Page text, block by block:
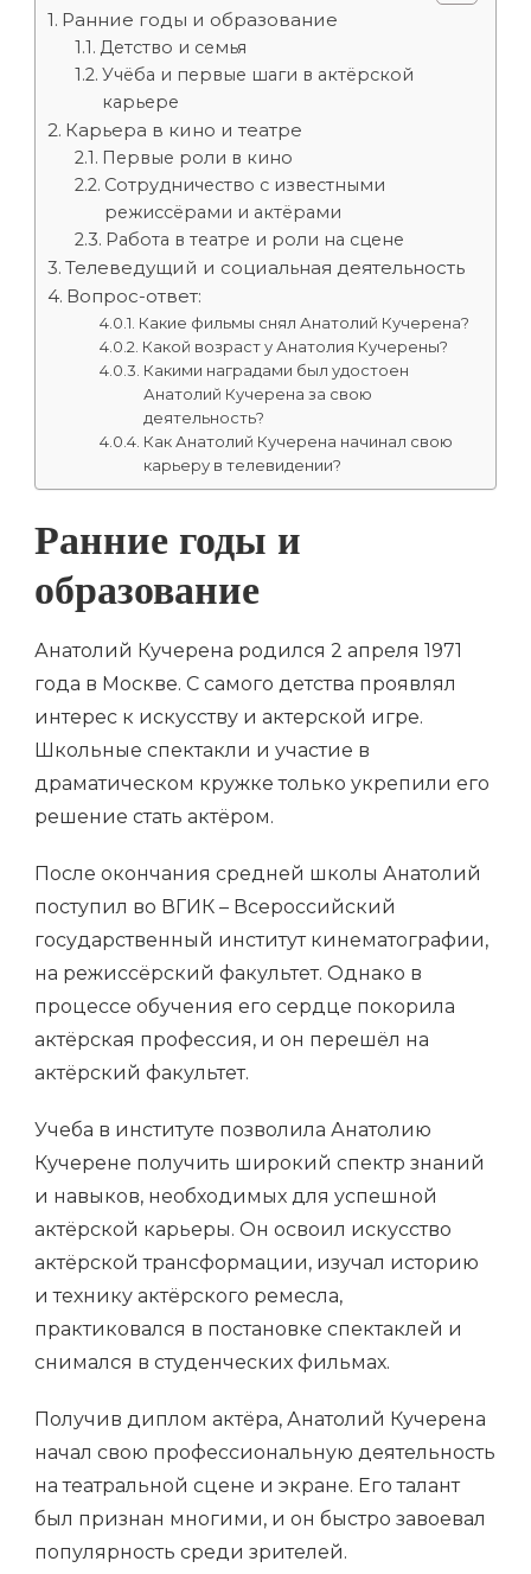
Ранние годы и образование
Детство и семья
Учёба и первые шаги в актёрской
карьере
Карьера в кино и театре
Первые роли в кино
Сотрудничество с известными
режиссёрами и актёрами
Работа в театре и роли на сцене
Телеведущий и социальная деятельность
Вопрос-ответ:
Какие фильмы снял Анатолий Кучерена?
Какой возраст у Анатолия Кучерены?
Какими наградами был удостоен
Анатолий Кучерена за свою
деятельность?
Как Анатолий Кучерена начинал свою
карьеру в телевидении?
Ранние годы и
образование
Анатолий Кучерена родился 2 апреля 1971
года в Москве. С самого детства проявлял
интерес к искусству и актерской игре.
Школьные спектакли и участие в
драматическом кружке только укрепили его
решение стать актёром.
После окончания средней школы Анатолий
поступил во ВГИК – Всероссийский
государственный институт кинематографии,
на режиссёрский факультет. Однако в
процессе обучения его сердце покорила
актёрская профессия, и он перешёл на
актёрский факультет.
Учеба в институте позволила Анатолию
Кучерене получить широкий спектр знаний
и навыков, необходимых для успешной
актёрской карьеры. Он освоил искусство
актёрской трансформации, изучал историю
и технику актёрского ремесла,
практиковался в постановке спектаклей и
снимался в студенческих фильмах.
Получив диплом актёра, Анатолий Кучерена
начал свою профессиональную деятельность
на театральной сцене и экране. Его талант
был признан многими, и он быстро завоевал
популярность среди зрителей.